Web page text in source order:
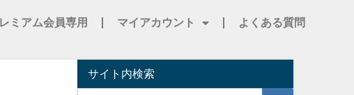
ミアム会員専用 マイアカウント よくある質問
サイト内検索